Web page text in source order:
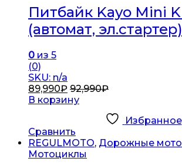
Питбайк Kayo Mini
(автомат, эл.стартер)
0 из 5
(0)
SKU: n/a
89,990₽ 92,990₽
В корзину
Избранное
Сравнить
REGULMOTO, Дорожные
Мотоциклы